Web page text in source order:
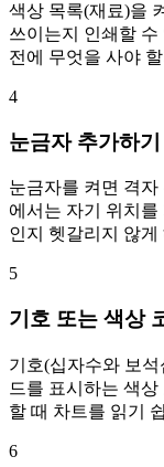
색상 목록(재료)을
쓰이는지 인쇄할 수
전에 무엇을 사야
4
눈금자 추가하기
눈금자를 켜면 격
에서는 자기 위치
인지 헷갈리지 않
5
기호 또는 색상
기호(십자수와 보
드를 표시하는 색
할 때 차트를 읽기
6